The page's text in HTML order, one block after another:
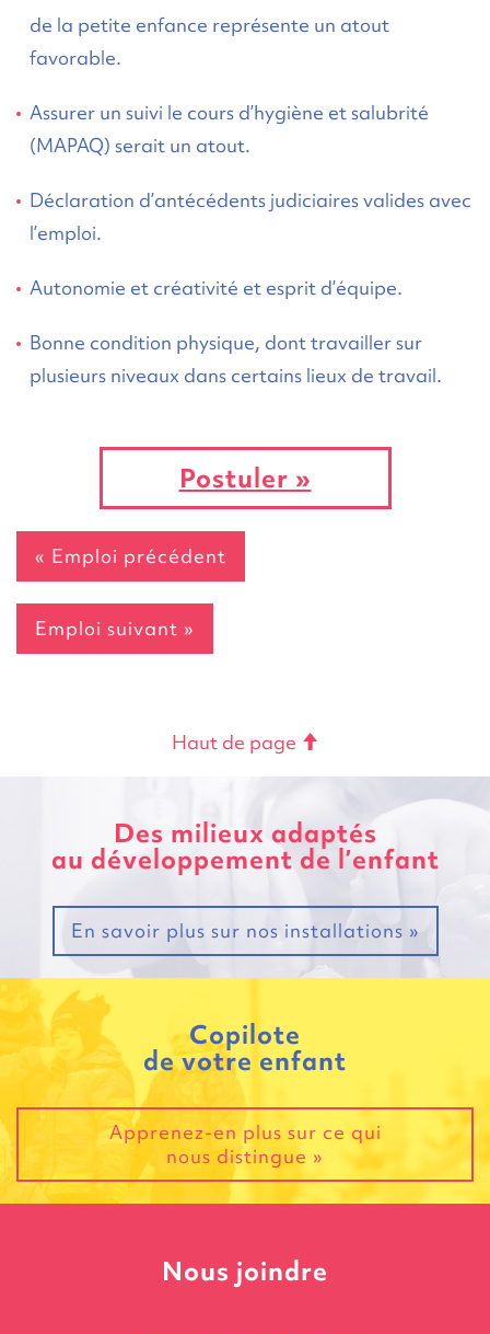
de la petite enfance représente un atout
favorable.
Assurer un suivi le cours d’hygiène et salubrité
(MAPAQ) serait un atout.
Déclaration d’antécédents judiciaires valides avec
l’emploi.
Autonomie et créativité et esprit d’équipe.
Bonne condition physique, dont travailler sur
plusieurs niveaux dans certains lieux de travail.
Postuler »
« Emploi précédent
Emploi suivant »
Haut de page
Des milieux adaptés
au développement de l’enfant
En savoir plus sur nos installations »
Copilote
de votre enfant
Apprenez-en plus sur ce qui
nous distingue »
Nous joindre